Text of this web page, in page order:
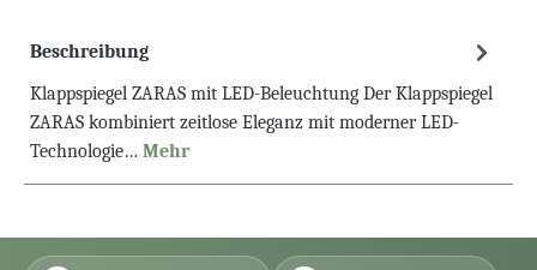
Beschreibung
Klappspiegel ZARAS mit LED-Beleuchtung Der Klappspiegel
ZARAS kombiniert zeitlose Eleganz mit moderner LED-
Technologie… Mehr